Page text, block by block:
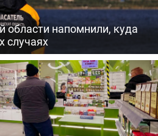
напомнили, куда
случаях